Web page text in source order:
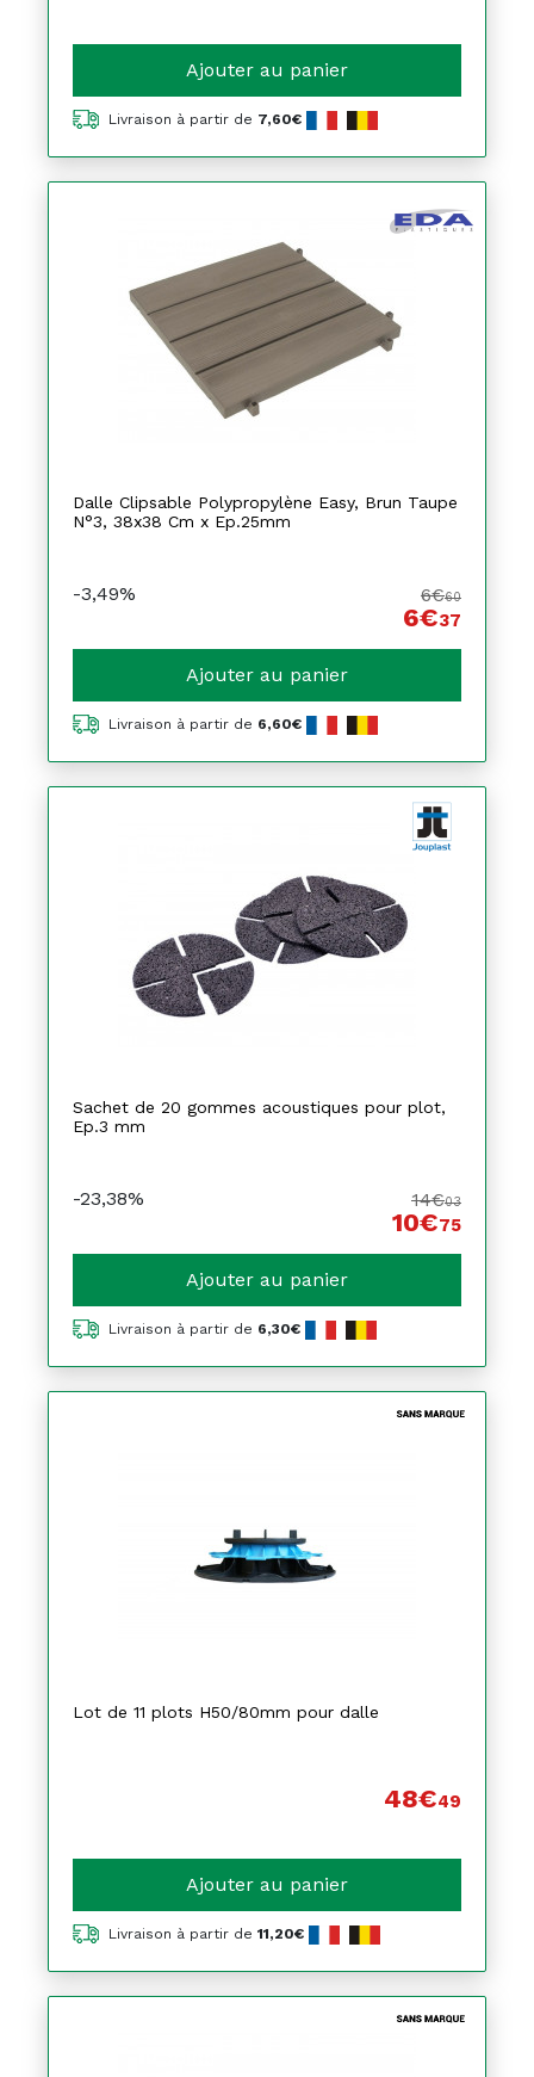
Ajouter au panier
Livraison à partir de 7,60€
Dalle Clipsable Polypropylène Easy, Brun Taupe
N°3, 38x38 Cm x Ep.25mm
-3,49% 6€60
6€37
Ajouter au panier
Livraison à partir de 6,60€
Sachet de 20 gommes acoustiques pour plot,
Ep.3 mm
-23,38% 14€03
10€75
Ajouter au panier
Livraison à partir de 6,30€
Lot de 11 plots H50/80mm pour dalle
48€49
Ajouter au panier
Livraison à partir de 11,20€